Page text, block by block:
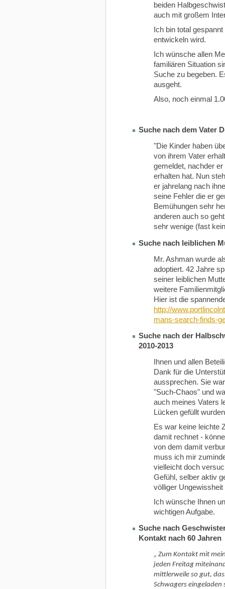
beiden
auch mit großem
Ich bin total
entwickeln wird.
Ich wünsche allen
familiären Situation
Suche zu begeben.
ausgeht.
Also, noch einmal
Suche nach dem Vater
"Die Kinder haben
von ihrem Vater
gemeldet, nachder
erhalten hat. Nun
er jahrelang nach
seine Fehler die er
Bemühungen sehr
anderen auch so
sehr wenige (fast
Suche nach leiblichen
Mr. Ashman wurde
adoptiert. 42 Jahre
seiner leiblichen
weitere
Hier ist die
http://
mans-search-finds-
Suche nach der
2010-2013
Ihnen und allen
Dank für die
aussprechen. Sie
"Such-Chaos" und
auch meines Vaters
Lücken gefüllt
Es war keine leichte
damit rechnet -
von dem damit
muss ich mir
vielleicht doch
Gefühl, selber aktiv
völliger Ungewissheit
Ich wünsche Ihnen
wichtigen Aufgabe.
Suche nach
Kontakt nach 60 Jahren
„ Zum Kontakt mit
jeden Freitag
mittlerweile so gut,
Schwagers eingeladen